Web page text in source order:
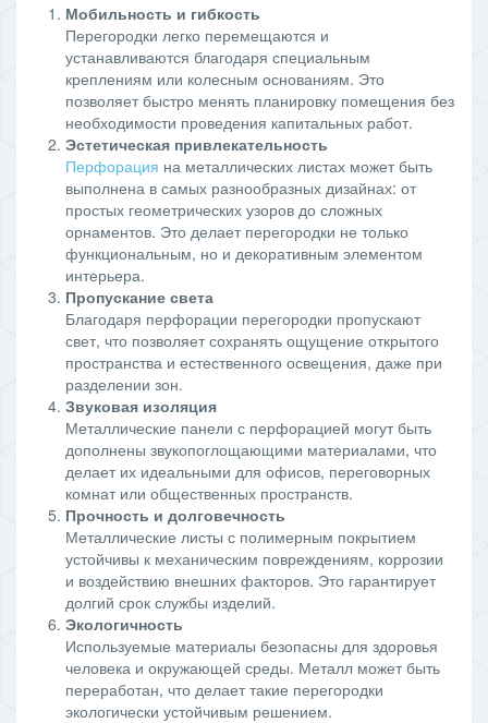
Мобильность и гибкость
Перегородки легко перемещаются и
устанавливаются благодаря специальным
креплениям или колесным основаниям. Это
позволяет быстро менять планировку помещения без
необходимости проведения капитальных работ.
Эстетическая привлекательность
Перфорация на металлических листах может быть
выполнена в самых разнообразных дизайнах: от
простых геометрических узоров до сложных
орнаментов. Это делает перегородки не только
функциональным, но и декоративным элементом
интерьера.
Пропускание света
Благодаря перфорации перегородки пропускают
свет, что позволяет сохранять ощущение открытого
пространства и естественного освещения, даже при
разделении зон.
Звуковая изоляция
Металлические панели с перфорацией могут быть
дополнены звукопоглощающими материалами, что
делает их идеальными для офисов, переговорных
комнат или общественных пространств.
Прочность и долговечность
Металлические листы с полимерным покрытием
устойчивы к механическим повреждениям, коррозии
и воздействию внешних факторов. Это гарантирует
долгий срок службы изделий.
Экологичность
Используемые материалы безопасны для здоровья
человека и окружающей среды. Металл может быть
переработан, что делает такие перегородки
экологически устойчивым решением.